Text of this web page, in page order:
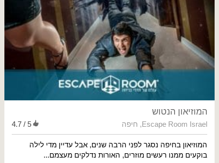
המוזיאון הנטוש
Escape Room Israel
, חיפה 4.7 / 5
המוזיאון בחיפה נסגר לפני הרבה שנים, אבל עדיין מדי לילה
בוקעים ממנו רעשים מוזרים, האורות נדלקים מעצמם...